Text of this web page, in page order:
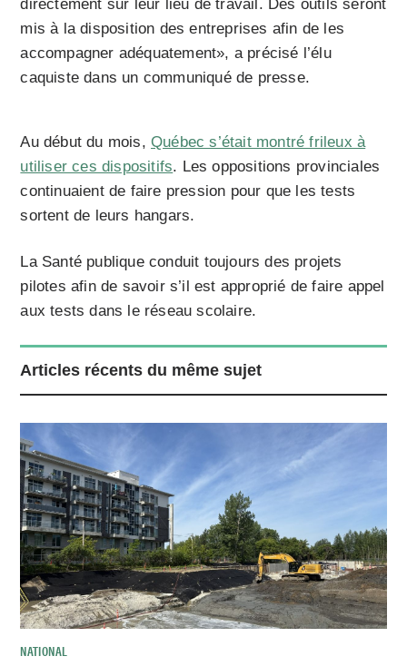
directement sur leur lieu de travail. Des outils seront
mis à la disposition des entreprises afin de les
accompagner adéquatement», a précisé l’élu
caquiste dans un communiqué de presse.
Au début du mois,Québec s’était montré frileux à
utiliser ces dispositifs. Les oppositions provinciales
continuaient de faire pression pour que les tests
sortent de leurs hangars.
La Santé publique conduit toujours des projets
pilotes afin de savoir s’il est approprié de faire appel
aux tests dans le réseau scolaire.
Articles récents du même sujet
NATIONAL